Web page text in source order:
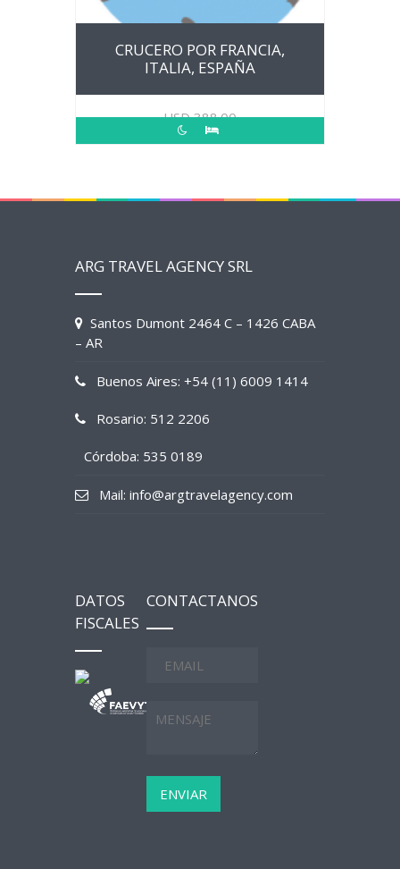
CRUCERO POR FRANCIA,
ITALIA, ESPAÑA
USD388.00
ARG TRAVEL AGENCY SRL
Santos Dumont 2464 C – 1426 CABA
– AR
Buenos Aires: +54 (11) 6009 1414
Rosario: 512 2206
Córdoba: 535 0189
Mail: info@argtravelagency.com
DATOS
FISCALES
CONTACTANOS